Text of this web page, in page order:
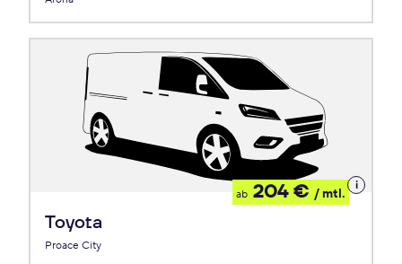
Toyota
Proace City
ab 204 € / mtl.
Details
zum